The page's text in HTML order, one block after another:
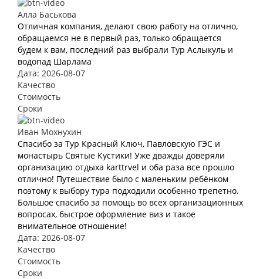
Алла Баськова
Отличная компания, делают свою работу на отлично,
обращаемся не в первый раз, только обращается
будем к вам, последний раз выбрали Тур Аслыкуль и
водопад Шарлама
Дата: 2026-08-07
Качество
Стоимость
Сроки
Иван Мохнухин
Спасибо за Тур Красный Ключ, Павловскую ГЭС и
монастырь Святые Кустики! Уже дважды доверяли
организацию отдыха karttrvel и оба раза все прошло
отлично! Путешествие было с маленьким ребёнком
поэтому к выбору тура подходили особенно трепетно.
Большое спасибо за помощь во всех организационных
вопросах, быстрое оформление виз и такое
внимательное отношение!
Дата: 2026-08-07
Качество
Стоимость
Сроки